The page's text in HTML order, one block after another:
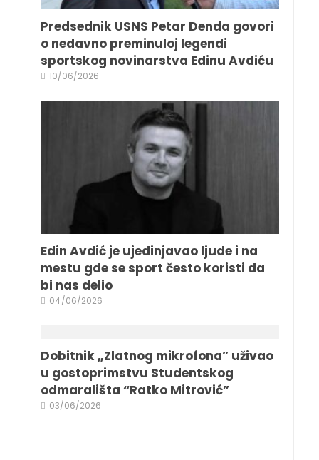
Predsednik USNS Petar Denda govori
o nedavno preminuloj legendi
sportskog novinarstva Edinu Avdiću
10/06/2026
Edin Avdić je ujedinjavao ljude i na
mestu gde se sport često koristi da
bi nas delio
04/06/2026
Dobitnik „Zlatnog mikrofona” uživao
u gostoprimstvu Studentskog
odmarališta “Ratko Mitrović”
03/06/2026